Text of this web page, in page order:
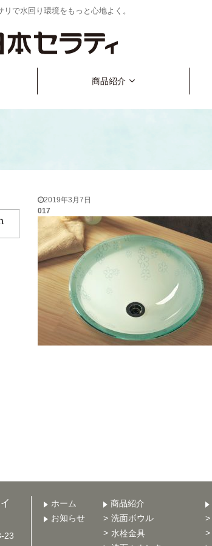
で水回り環境をもっと心地よく。
商品紹介
2019年3月7日
017
23
ホーム
お知らせ
商品紹介
洗面ボウル
水栓金具